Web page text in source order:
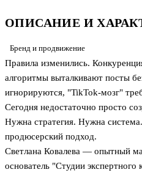
ОПИСАНИЕ И
Бренд и продвижение
Правила изменились.
алгоритмы выталкивают посты
игнорируются, "TikTok-мозг"
Сегодня недостаточно просто
Нужна стратегия. Нужна
продюсерский подход.
Светлана Ковалева — опытный
основатель "Студии экспертного